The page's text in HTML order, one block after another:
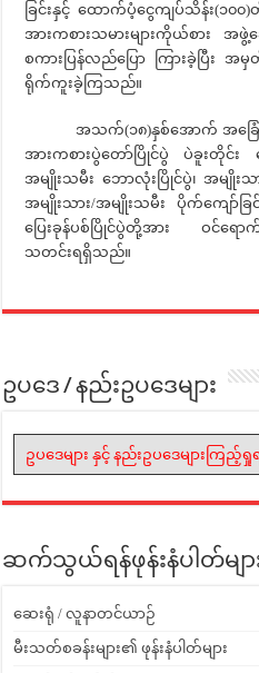
ခြင်းနှင့် ထောက်ပံ့ငွေကျပ်သိန်း(၁၀
အားကစားသမားများကိုယ်စား အဖွဲ့
စကားပြန်လည်ပြော ကြားခဲ့ပြီး
ရိုက်ကူးခဲ့ကြသည်။
အသက်(၁၈)နှစ်အောက် အခြေံပညာ
အားကစားပွဲတော်ပြိုင်ပွဲ ပဲခူးတိုင်း
အမျိုးသမီး ဘောလုံးပြိုင်ပွဲ၊ အမျိုး
အမျိုးသား/အမျိုးသမီး ပိုက်ကျော်ခြ
ပြေးခုန်ပစ်ပြိုင်ပွဲတို့အား ဝင်ရေ
သတင်းရရှိသည်။
ဥပဒေ / နည်းဥပဒေများ
ဥပဒေများ နှင့် နည်းဥပဒေများကြည့်ရှု
ဆက်သွယ်ရန်ဖုန်းနံပါတ်မျာ
ဆေးရုံ / လူနာတင်ယာဉ်
မီးသတ်စခန်းများ၏ ဖုန်းနံပါတ်များ